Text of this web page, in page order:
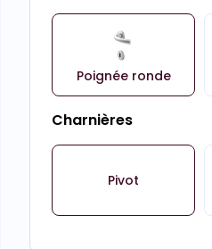
Poignée ronde
Charnières
Pivot